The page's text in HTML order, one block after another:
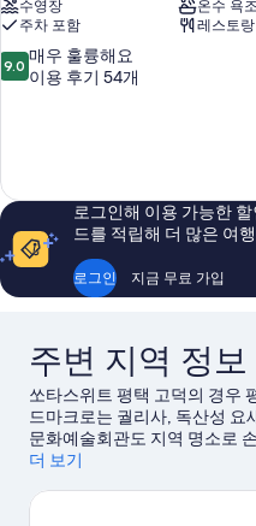
수영장
온수 욕조
주차 포함
레스토랑
10
점
점,
매
훌
륭
해
9.0 매우 훌륭해요
이용 후기 54개
로그인해 이용 가능한
드를 적립해 더 많은 여
로그인 지금 무료 가입
주변 지역 정보
쏘타스위트 평택 고덕의 경우
드마크로는 궐리사, 독산성 요
문화예술회관도 지역 명소로
진위헌 시민 유원지도 놓치지
평택의 더 많은 콘도 보기
더 보기